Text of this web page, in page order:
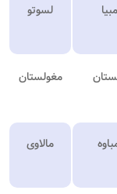
لسوتو
مغولستان
مالاوی